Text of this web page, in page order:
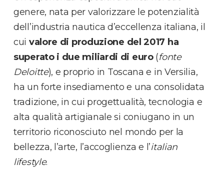
genere, nata per valorizzare le potenzialità
dell’industria nautica d’eccellenza italiana, il
cui valore di produzione del 2017 ha
superato i due miliardi di euro(fonte
Deloitte), e proprio in Toscana e in Versilia,
ha un forte insediamento e una consolidata
tradizione, in cui progettualità, tecnologia e
alta qualità artigianale si coniugano in un
territorio riconosciuto nel mondo per la
bellezza, l’arte, l’accoglienza e l’italian
lifestyle.